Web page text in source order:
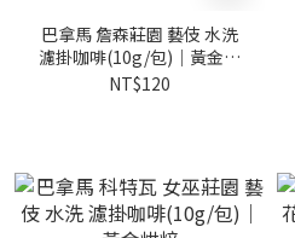
巴拿馬 詹森莊園 藝伎 水洗
濾掛咖啡(10g/包)｜黃金烘
焙
NT$120